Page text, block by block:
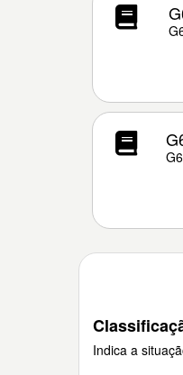
Indica a